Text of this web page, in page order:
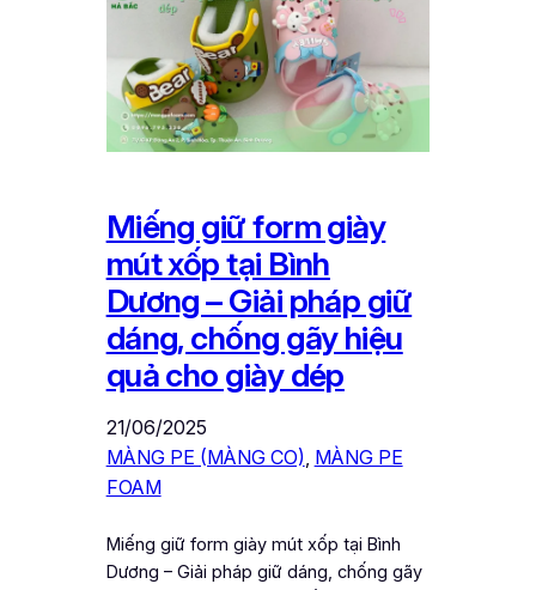
Miếng giữ form giày
mút xốp tại Bình
Dương – Giải pháp giữ
dáng, chống gãy hiệu
quả cho giày dép
21/06/2025
MÀNG PE (MÀNG CO), MÀNG PE
FOAM
Miếng giữ form giày mút xốp tại Bình
Dương – Giải pháp giữ dáng, chống gãy